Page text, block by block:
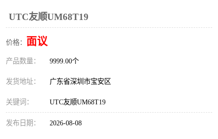
UTC友顺UM68T19
价格： 面议
产品数量： 9999.00个
发货地址： 广东省深圳市宝安区
关键词： UTC友顺UM68T19
发布日期： 2026-08-08
FT61F021